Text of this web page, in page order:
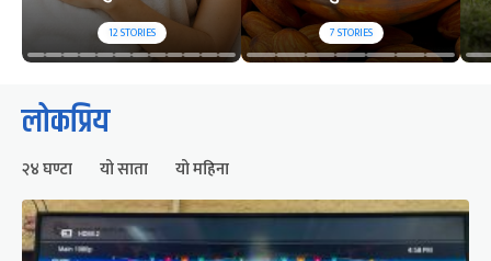
12STORIES 7STORIES
लोकप्रिय
२४ घण्टा यो साता यो महिना